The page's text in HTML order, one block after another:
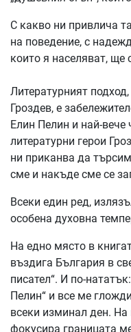
С какво ни привлича
на поведение, с
които я населяват, ще
Литературният
Гроздев, е
Елин Пелин и най-вече
литературни герои
ни приканва да
сме и накъде сме се
Всеки един ред,
особена духовна
На едно място в
въздига България в
писател“. И по-
Пелин“ и все ме
всеки изминал ден.
фокусира границата